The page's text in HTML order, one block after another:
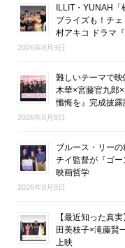
ILLIT・YUNAH
プライズも！チ
村アキコ ドラマ
2026年8月9日
難しいテーマで
木華×宮藤官九郎
懺悔を』完成披露
2026年8月8日
ブルース・リー
チイ監督が『ゴ
映画哲学
2026年8月8日
【最近知った真
田美枝子×滝藤賢
上映